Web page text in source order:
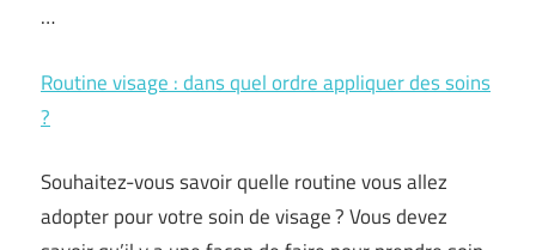
…
Routine visage : dans quel ordre appliquer des soins
?
Souhaitez-vous savoir quelle routine vous allez
adopter pour votre soin de visage ? Vous devez